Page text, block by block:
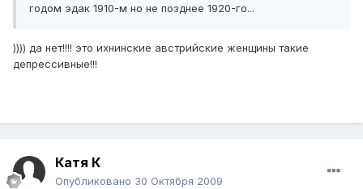
годом эдак 1910-м но не позднее 1920-го...
)))) да нет!!!! это ихнинские австрийские женщины такие
депрессивные!!!
Катя К
Опубликовано 30 Октября 2009